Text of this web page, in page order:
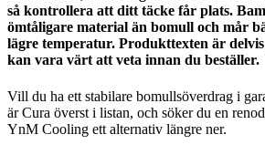
så kontrollera att ditt täcke får plats.
ömtåligare material än bomull och mår
lägre temperatur. Produkttexten är
kan vara värt att veta innan du beställer.
Vill du ha ett stabilare bomullsöverdrag i
är Cura överst i listan, och söker du en
YnM Cooling ett alternativ längre ner.